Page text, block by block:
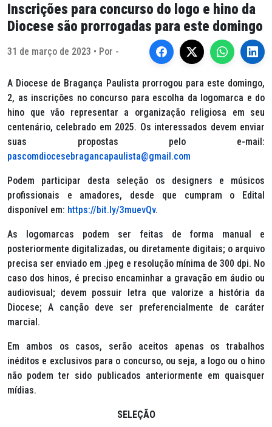
Inscrições para concurso do logo e hino da
Diocese são prorrogadas para este domingo
31 de março de 2023 • Por -
A Diocese de Bragança Paulista prorrogou para este domingo,
2, as inscrições no concurso para escolha da logomarca e do
hino que vão representar a organização religiosa em seu
centenário, celebrado em 2025. Os interessados devem enviar
suas propostas pelo e-mail:
pascomdiocesebragancapaulista@gmail.com
Podem participar desta seleção os designers e músicos
profissionais e amadores, desde que cumpram o Edital
disponível em: https://bit.ly/3muevQv.
As logomarcas podem ser feitas de forma manual e
posteriormente digitalizadas, ou diretamente digitais; o arquivo
precisa ser enviado em .jpeg e resolução mínima de 300 dpi. No
caso dos hinos, é preciso encaminhar a gravação em áudio ou
audiovisual; devem possuir letra que valorize a história da
Diocese; A canção deve ser preferencialmente de caráter
marcial.
Em ambos os casos, serão aceitos apenas os trabalhos
inéditos e exclusivos para o concurso, ou seja, a logo ou o hino
não podem ter sido publicados anteriormente em quaisquer
mídias.
SELEÇÃO